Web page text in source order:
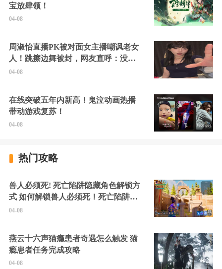
宝放肆领！
04-08
周淑怡直播PK被对面女主播嘲讽老女
人！跳擦边舞被封，网友直呼：没边
硬擦封的好！
04-08
在线突破五年内新高！鬼泣动画热播
带动游戏复苏！
04-08
热门攻略
兽人必须死! 死亡陷阱隐藏角色解锁方
式 如何解锁兽人必须死！死亡陷阱中
的隐藏角色
04-08
燕云十六声猫瘾患者奇遇怎么触发 猫
瘾患者任务完成攻略
04-08